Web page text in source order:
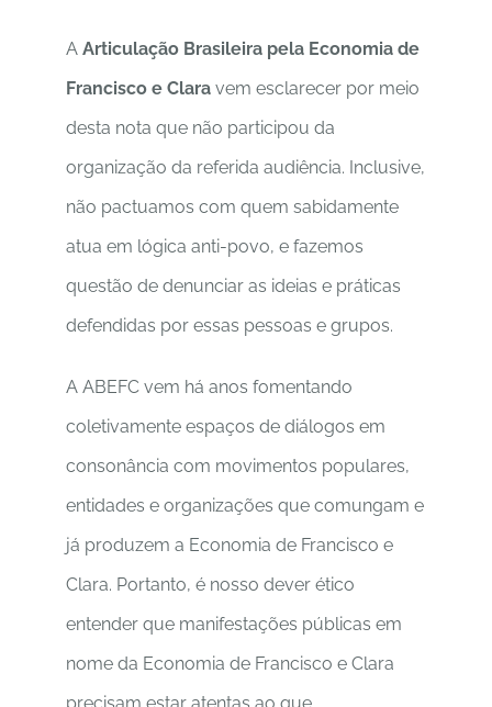
A Articulação Brasileira pela Economia de
Francisco e Clara vem esclarecer por meio
desta nota que não participou da
organização da referida audiência. Inclusive,
não pactuamos com quem sabidamente
atua em lógica anti-povo, e fazemos
questão de denunciar as ideias e práticas
defendidas por essas pessoas e grupos.
A ABEFC vem há anos fomentando
coletivamente espaços de diálogos em
consonância com movimentos populares,
entidades e organizações que comungam e
já produzem a Economia de Francisco e
Clara. Portanto, é nosso dever ético
entender que manifestações públicas em
nome da Economia de Francisco e Clara